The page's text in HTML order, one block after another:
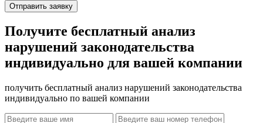
Отправить заявку
Получите бесплатный анализ
нарушений законодательства
индивидуально для вашей компании
получить бесплатный анализ нарушений законодательства
индивидуально по вашей компании